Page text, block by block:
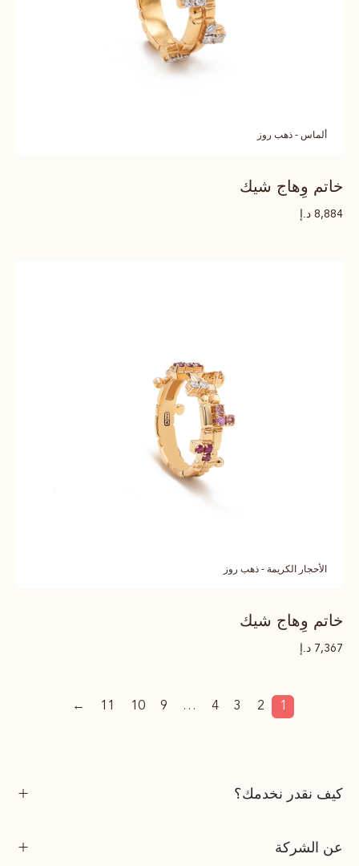
ألماس - ذهب روز
خاتم وِهاج شيك
8,884 د.إ
الأحجار الكريمة - ذهب روز
خاتم وِهاج شيك
7,367 د.إ
1
2
3
4
…
9
10
11
←
كيف نقدر نخدمك؟
عن الشركة